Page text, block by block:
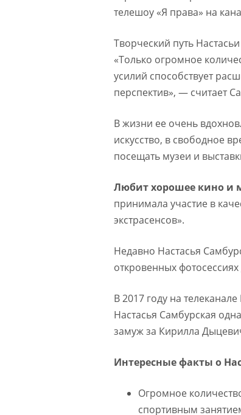
телешоу «Я права» на
Творческий путь
«Только огромное
усилий способствует
перспектив», — считает
В жизни ее очень
искусство, в свободное
посещать музеи и
Любит хорошее кино и
принимала участие в
экстрасенсов».
Недавно Настасья
откровенных
В 2017 году на
Настасья Самбурская
замуж за Кирилла
Интересные факты о
Огромное
спортивным